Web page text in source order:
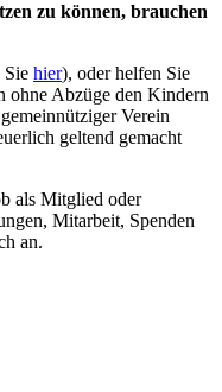
zu können, brauchen
Sie hier), oder helfen Sie
ohne Abzüge den Kindern
Verein
geltend gemacht
als Mitglied oder
Mitarbeit, Spenden
an.